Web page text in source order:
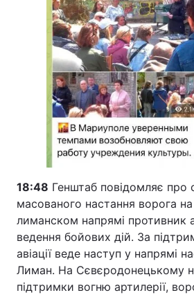
18:48 Генштаб повідомляє про
масованого настання ворога
лиманском напрямі противник
ведення бойових дій. За
авіації веде наступ у напрямі
Лиман. На Сєвєродонецькому
підтримки вогню артилерії,